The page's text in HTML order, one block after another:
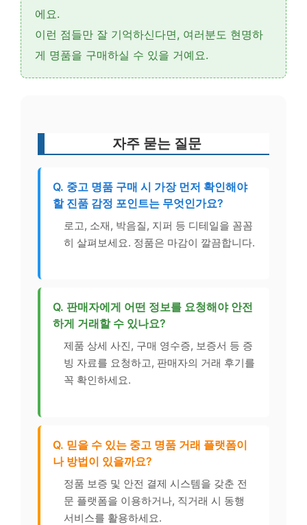
에요.
이런 점들만 잘 기억하신다면, 여러분도 현명하
게 명품을 구매하실 수 있을 거예요.
자주 묻는 질문
Q. 중고 명품 구매 시 가장 먼저 확인해야
할 진품 감정 포인트는 무엇인가요?
로고, 소재, 박음질, 지퍼 등 디테일을 꼼꼼
히 살펴보세요. 정품은 마감이 깔끔합니다.
Q. 판매자에게 어떤 정보를 요청해야 안전
하게 거래할 수 있나요?
제품 상세 사진, 구매 영수증, 보증서 등 증
빙 자료를 요청하고, 판매자의 거래 후기를
꼭 확인하세요.
Q. 믿을 수 있는 중고 명품 거래 플랫폼이
나 방법이 있을까요?
정품 보증 및 안전 결제 시스템을 갖춘 전
문 플랫폼을 이용하거나, 직거래 시 동행
서비스를 활용하세요.